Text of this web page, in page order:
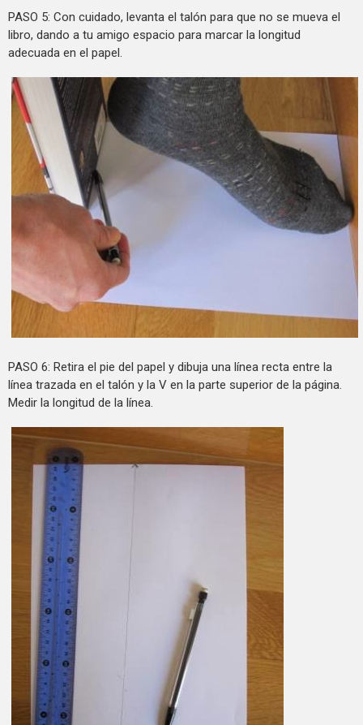
PASO 5: Con cuidado, levanta el talón para que no se mueva el
libro, dando a tu amigo espacio para marcar la longitud
adecuada en el papel.
PASO 6: Retira el pie del papel y dibuja una línea recta entre la
línea trazada en el talón y la V en la parte superior de la página.
Medir la longitud de la línea.